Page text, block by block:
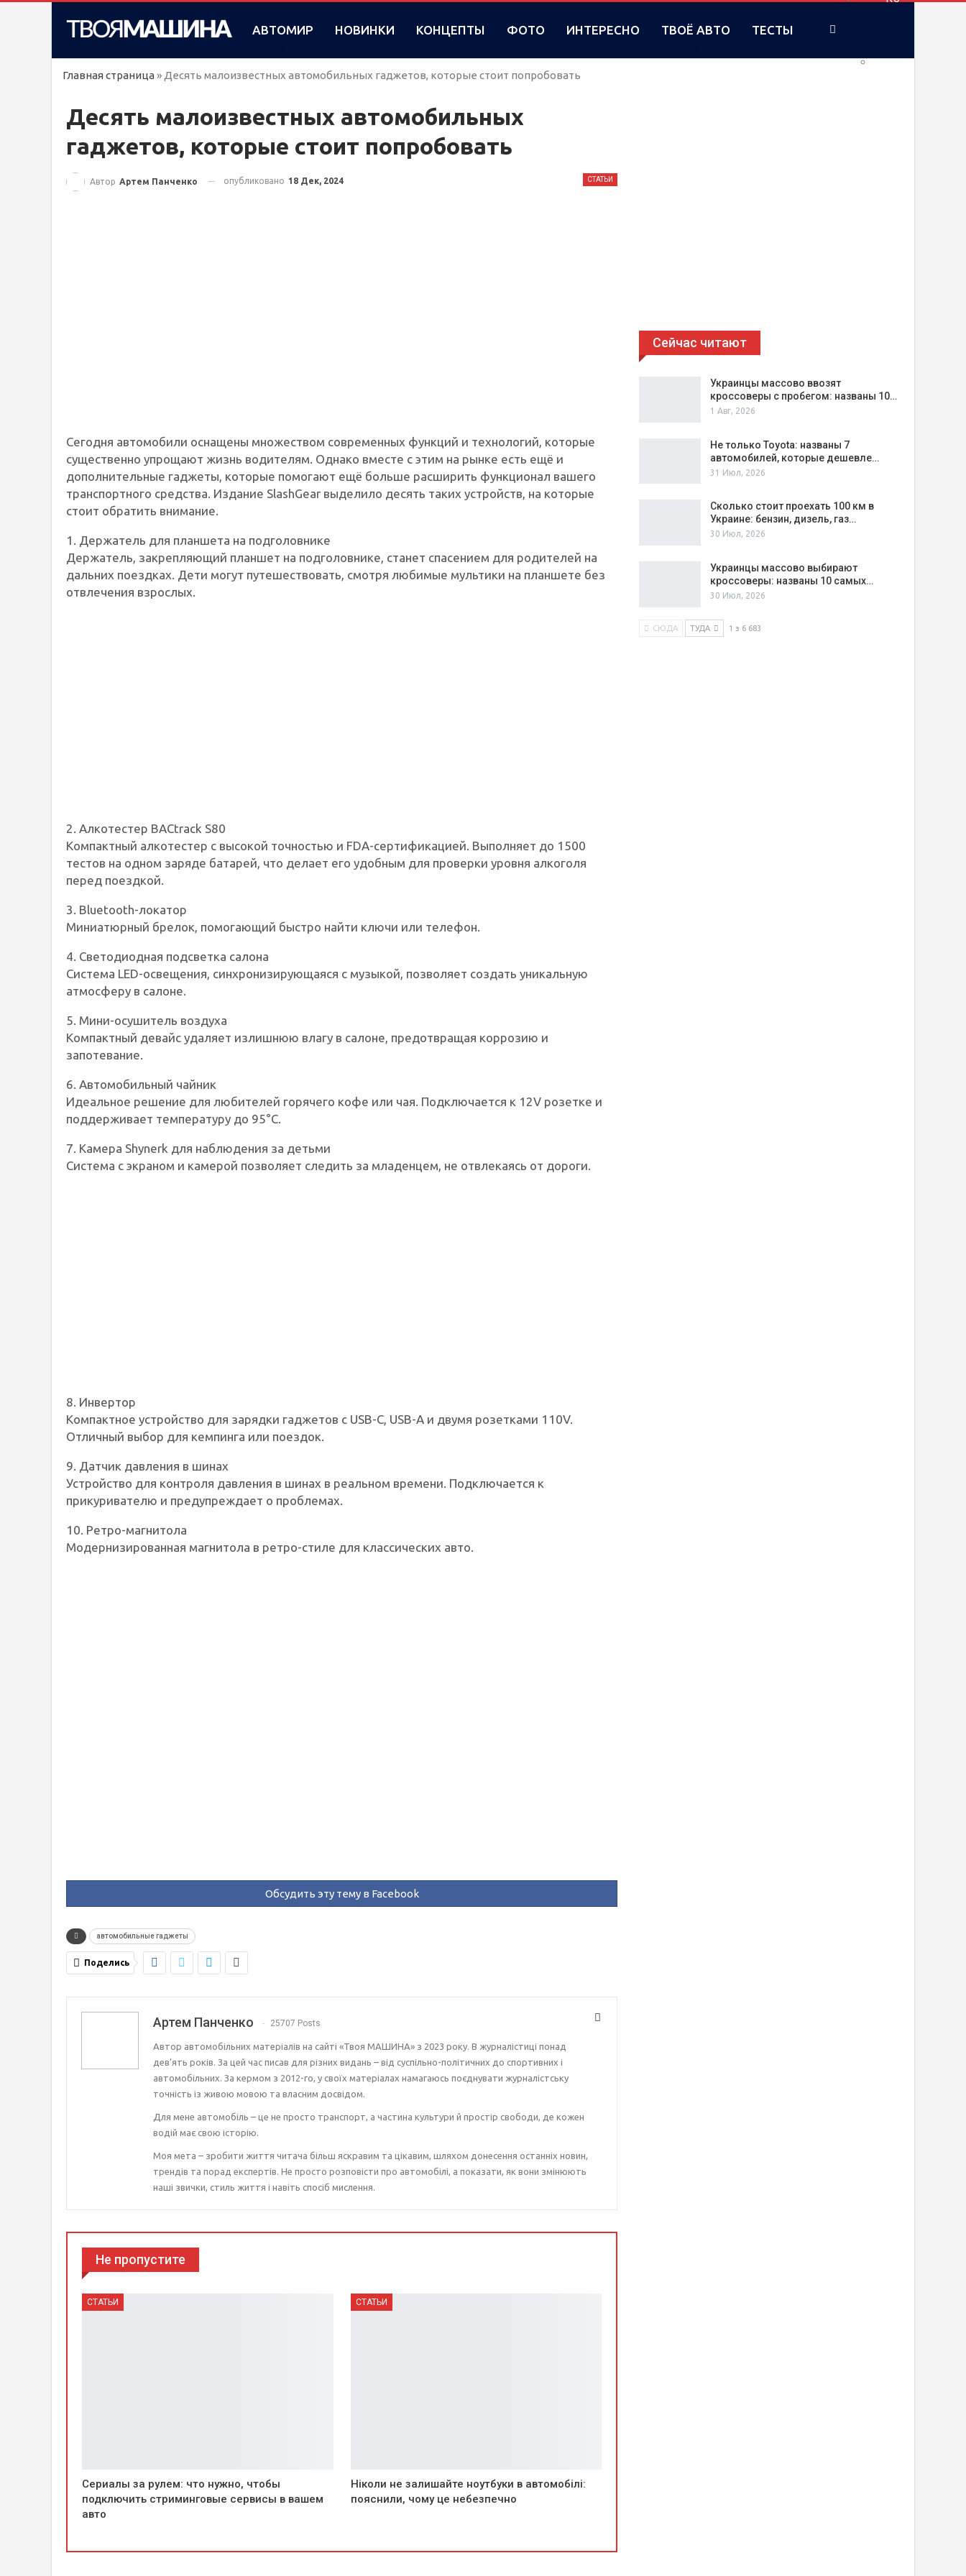
UA
АВТОМИР НОВИНКИ КОНЦЕПТЫ ФОТО ИНТЕРЕСНО ТВОЁ АВТО ТЕСТЫ
Главная страница » Десять малоизвестных автомобильных гаджетов, которые стоит попробовать
Десять малоизвестных автомобильных
гаджетов, которые стоит попробовать
СТАТЬИ
Автор Артем Панченко опубликовано 18 Дек, 2024
Сегодня автомобили оснащены множеством современных функций и технологий, которые
существенно упрощают жизнь водителям. Однако вместе с этим на рынке есть ещё и
дополнительные гаджеты, которые помогают ещё больше расширить функционал вашего
транспортного средства. Издание SlashGear выделило десять таких устройств, на которые
стоит обратить внимание.
1. Держатель для планшета на подголовнике
Держатель, закрепляющий планшет на подголовнике, станет спасением для родителей на
дальних поездках. Дети могут путешествовать, смотря любимые мультики на планшете без
отвлечения взрослых.
2. Алкотестер BACtrack S80
Компактный алкотестер с высокой точностью и FDA-сертификацией. Выполняет до 1500
тестов на одном заряде батарей, что делает его удобным для проверки уровня алкоголя
перед поездкой.
3. Bluetooth-локатор
Миниатюрный брелок, помогающий быстро найти ключи или телефон.
4. Светодиодная подсветка салона
Система LED-освещения, синхронизирующаяся с музыкой, позволяет создать уникальную
атмосферу в салоне.
5. Мини-осушитель воздуха
Компактный девайс удаляет излишнюю влагу в салоне, предотвращая коррозию и
запотевание.
6. Автомобильный чайник
Идеальное решение для любителей горячего кофе или чая. Подключается к 12V розетке и
поддерживает температуру до 95°C.
7. Камера Shynerk для наблюдения за детьми
Система с экраном и камерой позволяет следить за младенцем, не отвлекаясь от дороги.
8. Инвертор
Компактное устройство для зарядки гаджетов с USB-C, USB-A и двумя розетками 110V.
Отличный выбор для кемпинга или поездок.
9. Датчик давления в шинах
Устройство для контроля давления в шинах в реальном времени. Подключается к
прикуривателю и предупреждает о проблемах.
10. Ретро-магнитола
Модернизированная магнитола в ретро-стиле для классических авто.
Обсудить эту тему в Facebook
автомобильные гаджеты
Поделись
Артем Панченко 25707 Posts
Автор автомобільних матеріалів на сайті «Твоя МАШИНА» з 2023 року. В журналістиці понад
дев’ять років. За цей час писав для різних видань – від суспільно-політичних до спортивних і
автомобільних. За кермом з 2012-го, у своїх матеріалах намагаюсь поєднувати журналістську
точність із живою мовою та власним досвідом.
Для мене автомобіль – це не просто транспорт, а частина культури й простір свободи, де кожен
водій має свою історію.
Моя мета – зробити життя читача більш яскравим та цікавим, шляхом донесення останніх новин,
трендів та порад експертів. Не просто розповісти про автомобілі, а показати, як вони змінюють
наші звички, стиль життя і навіть спосіб мислення.
Не пропустите
СТАТЬИ
Сериалы за рулем: что нужно, чтобы
подключить стриминговые сервисы в вашем
авто
СТАТЬИ
Ніколи не залишайте ноутбуки в автомобілі:
пояснили, чому це небезпечно
Сейчас читают
Украинцы массово ввозят
кроссоверы с пробегом: названы 10…
1 Авг, 2026
Не только Toyota: названы 7
автомобилей, которые дешевле…
31 Июл, 2026
Сколько стоит проехать 100 км в
Украине: бензин, дизель, газ…
30 Июл, 2026
Украинцы массово выбирают
кроссоверы: названы 10 самых…
30 Июл, 2026
СЮДА ТУДА 1 з 6 683